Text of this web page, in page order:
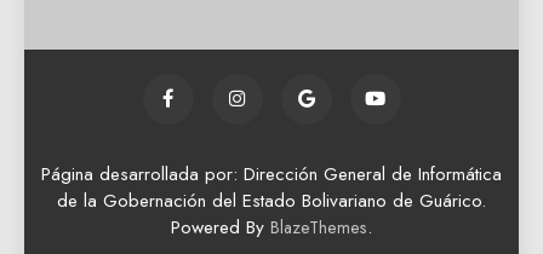
Página desarrollada por: Dirección General de Informática
de la Gobernación del Estado Bolivariano de Guárico.
Powered By BlazeThemes.